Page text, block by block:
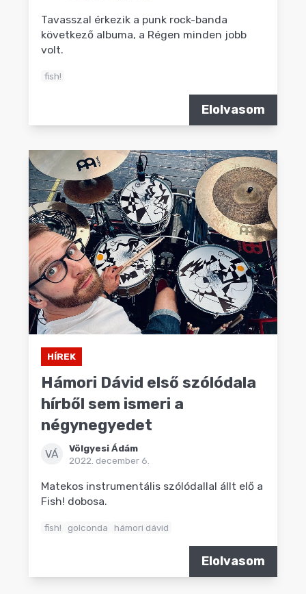
Tavasszal érkezik a punk rock-banda
következő albuma, a Régen minden jobb
volt.
fish!
Elolvasom
HÍREK
Hámori Dávid első szólódala
hírből sem ismeri a
négynegyedet
VÁ
Völgyesi Ádám
2022. december 6.
Matekos instrumentális szólódallal állt elő a
Fish! dobosa.
fish! golconda hámori dávid
Elolvasom